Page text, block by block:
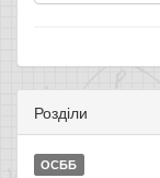
Розділи
ОСББ